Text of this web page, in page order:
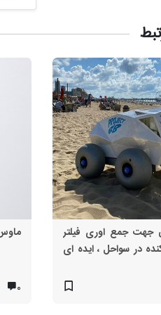
جمع اوری فیلتر
در سواحل ، ایده ای
۰